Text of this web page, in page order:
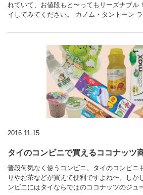
れていて、お値段もと〜ってもリーズナブル
イしてみてください。 カノム・タントーン
2016.11.15
タイのコンビニで買えるココナッツ
普段何気なく使うコンビニ。タイのコンビニ
りやお茶などが買えて便利ですよね〜。しか
ンビニにはタイならではのココナッツのジュ